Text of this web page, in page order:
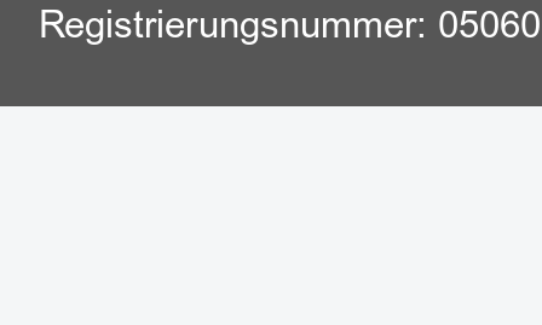
Registrierungsnummer: